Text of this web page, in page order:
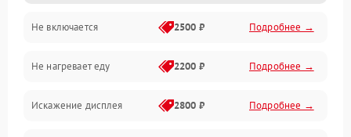
Механика и внутренние элементы
Механические повреждения
Питание и запуск
Не включается 2500 ₽ Подробнее →
Не нагревает еду 2200 ₽ Подробнее →
Искажение дисплея 2800 ₽ Подробнее →